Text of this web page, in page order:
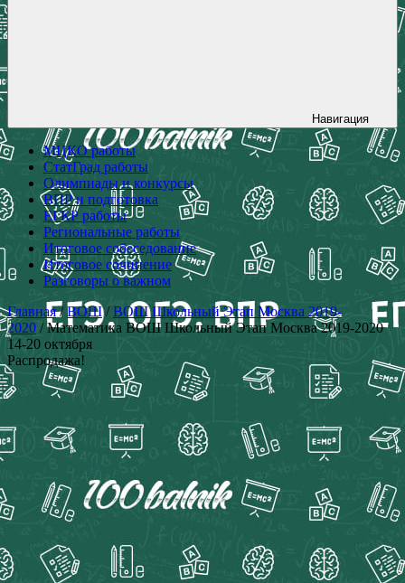
Навигация
МЦКО работы
СтатГрад работы
Олимпиады и конкурсы
ВПР и подготовка
ЕГКР работы
Региональные работы
Итоговое собеседование
Итоговое сочинение
Разговоры о важном
Главная/ВОШ/ВОШ Школьный Этап Москва 2019-
2020 / Математика ВОШ Школьный Этап Москва 2019-2020
14-20 октября
Распродажа!